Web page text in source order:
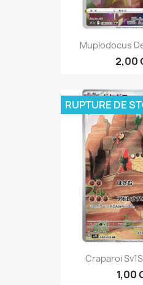
Muplodocus
2,00
Craparoi
1,00
RUPTURE DE